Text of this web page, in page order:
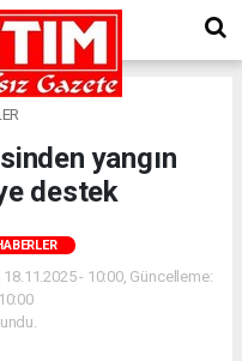
yangın
destek
18.11.2025 - 10:00, Güncelleme: